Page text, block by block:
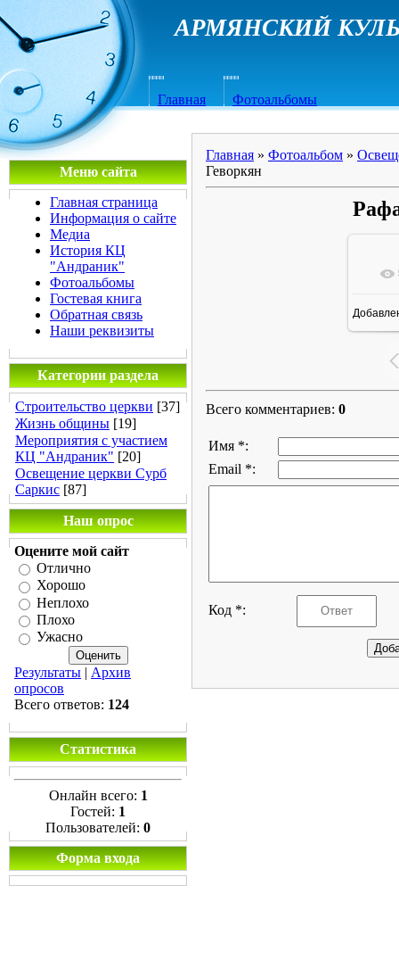
АРМЯНСКИЙ
Главная Фотоальбомы
Меню сайта
Главная страница
Информация о сайте
Медиа
История КЦ
"Андраник"
Фотоальбомы
Гостевая книга
Обратная связь
Наши реквизиты
Категории раздела
Строительство церкви [37]
Жизнь общины [19]
Мероприятия с участием
КЦ "Андраник" [20]
Освещение церкви Сурб
Саркис [87]
Наш опрос
Оцените мой сайт
Отлично
Хорошо
Неплохо
Плохо
Ужасно
Результаты | Архив
опросов
Всего ответов: 124
Статистика
Онлайн всего: 1
Гостей: 1
Пользователей: 0
Форма входа
Главная » Фотоальбом »
Геворкян
Всего комментариев: 0
Имя *:
Email *:
Код *: